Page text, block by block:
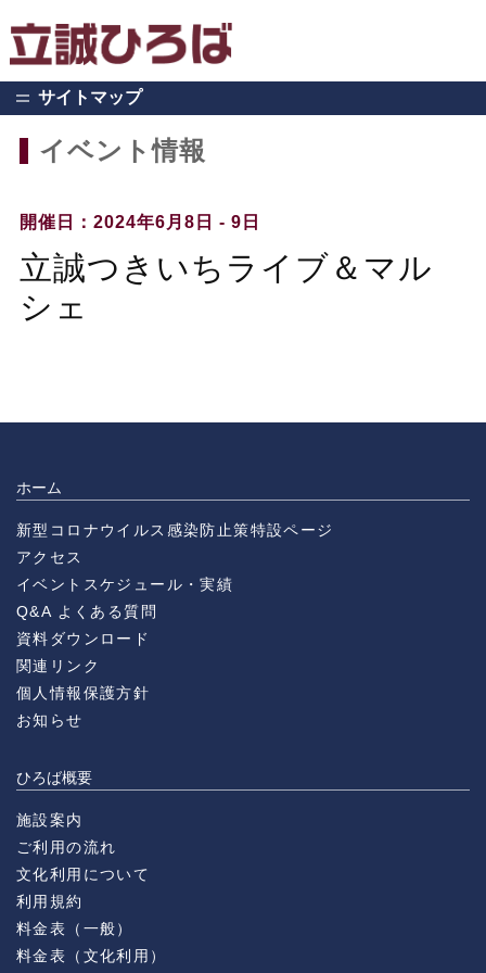
サイトマップ
イベント情報
開催日：2024年6月8日 - 9日
立誠つきいちライブ＆マル
シェ
ホーム
新型コロナウイルス感染防止策特設ページ
アクセス
イベントスケジュール・実績
Q&A よくある質問
資料ダウンロード
関連リンク
個人情報保護方針
お知らせ
ひろば概要
施設案内
ご利用の流れ
文化利用について
利用規約
料金表（一般）
料金表（文化利用）